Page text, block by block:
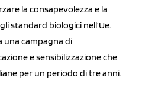
la consapevolezza e la
standard biologici nell’Ue.
una campagna di
e sensibilizzazione che
per un periodo di tre anni.